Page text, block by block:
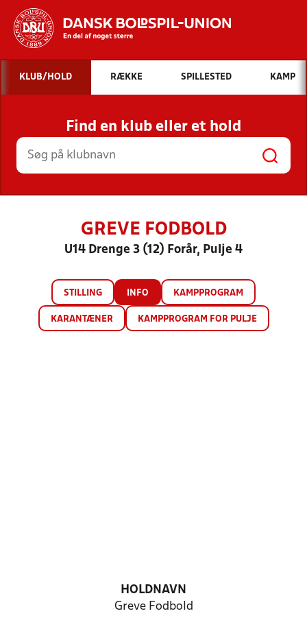
Hvad vil du søge efter?
INDHOLD OG NYHEDER
STILLINGER, RESULTATER, KLUBBER OG
HOLD
KLUB/HOLD RÆKKE SPILLESTED KAMP
Find en klub eller et hold
GREVE FODBOLD
U14 Drenge 3 (12) Forår, Pulje 4
STILLING INFO KAMPPROGRAM
KARANTÆNER KAMPPROGRAM FOR PULJE
HOLDNAVN
Greve Fodbold